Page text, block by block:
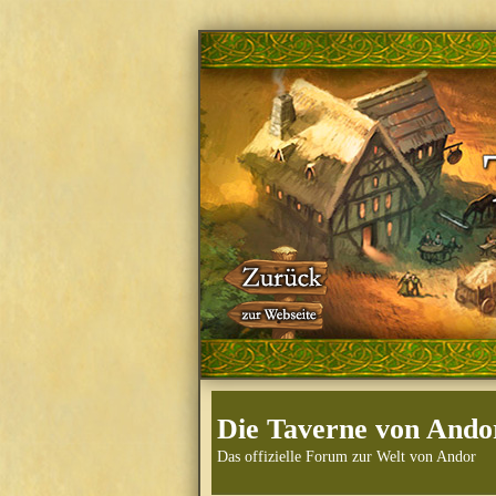
Die Taverne von
Das offizielle Forum zur Welt von Andor